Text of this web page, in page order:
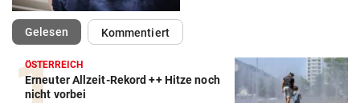
Gelesen(ausgewählt)Kommentiert
ÖSTERREICH
Erneuter Allzeit-Rekord ++ Hitze noch
nicht vorbei